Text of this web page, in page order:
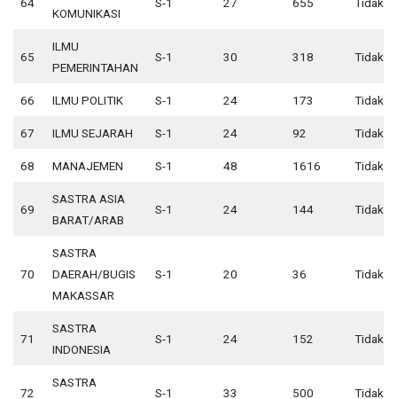
KOMUNIKASI
65
ILMU
PEMERINTAHAN
S-1 30 318 Tidak
66 ILMU POLITIK S-1 24 173 Tidak
67 ILMU SEJARAH S-1 24 92 Tidak
68 MANAJEMEN S-1 48 1616 Tidak
69
SASTRA ASIA
BARAT/ARAB
S-1 24 144 Tidak
70
SASTRA
DAERAH/BUGIS
MAKASSAR
S-1 20 36 Tidak
71
SASTRA
INDONESIA
S-1 24 152 Tidak
72
SASTRA
S-1 33 500 Tidak